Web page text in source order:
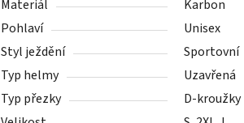
Materiál
Karbon
Pohlaví
Unisex
Styl ježdění
Sportovní
Typ helmy
Uzavřená
Typ přezky
D-kroužky